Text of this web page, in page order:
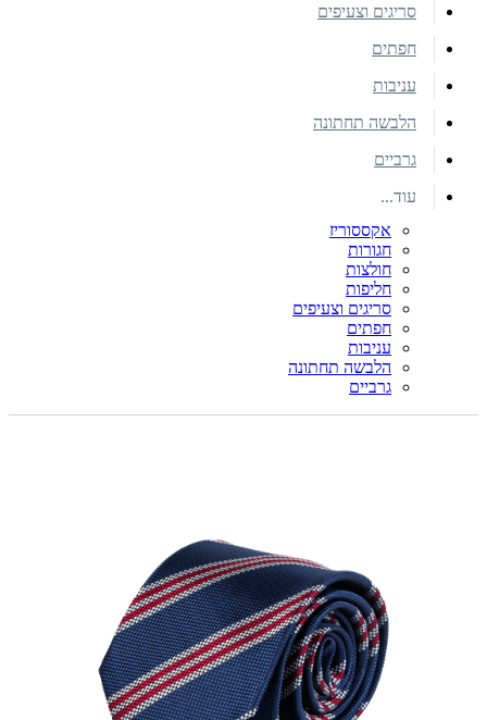
סריגים וצעיפים
חפתים
עניבות
הלבשה תחתונה
גרביים
עוד...
אקססוריז
חגורות
חולצות
חליפות
סריגים וצעיפים
חפתים
עניבות
הלבשה תחתונה
גרביים